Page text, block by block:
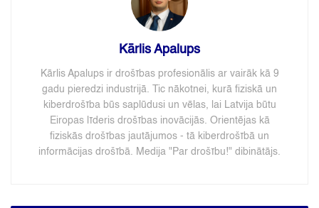
Kārlis Apalups
Kārlis Apalups ir drošības profesionālis ar vairāk kā 9
gadu pieredzi industrijā. Tic nākotnei, kurā fiziskā un
kiberdrošība būs saplūdusi un vēlas, lai Latvija būtu
Eiropas līderis drošības inovācijās. Orientējas kā
fiziskās drošības jautājumos - tā kiberdrošībā un
informācijas drošībā. Medija "Par drošību!" dibinātājs.